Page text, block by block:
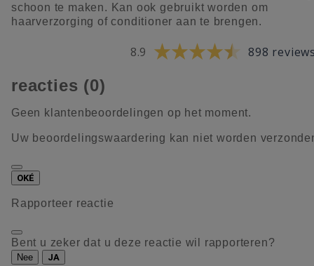
schoon te maken. Kan ook gebruikt worden om
haarverzorging of conditioner aan te brengen.
8.9 898
reacties (0)
Geen klantenbeoordelingen op het moment.
Uw beoordelingswaardering kan niet worden
OKÉ
Rapporteer reactie
Bent u zeker dat u deze reactie wil rapporteren?
Nee JA